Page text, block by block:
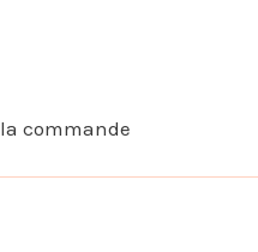
commande